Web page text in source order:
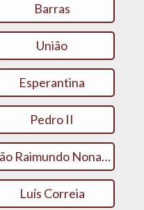
Barras
União
Esperantina
Pedro II
São Raimundo Nonato
Luís Correia